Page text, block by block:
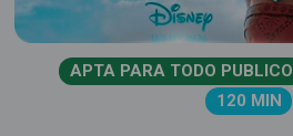
APTA PARA TODO PUBLICO
120 MIN